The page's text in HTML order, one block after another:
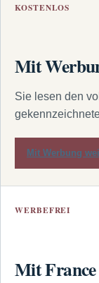
KOSTENLOS
Mit
Sie lesen den
Mit Werbung
WERBEFREI
Mit France